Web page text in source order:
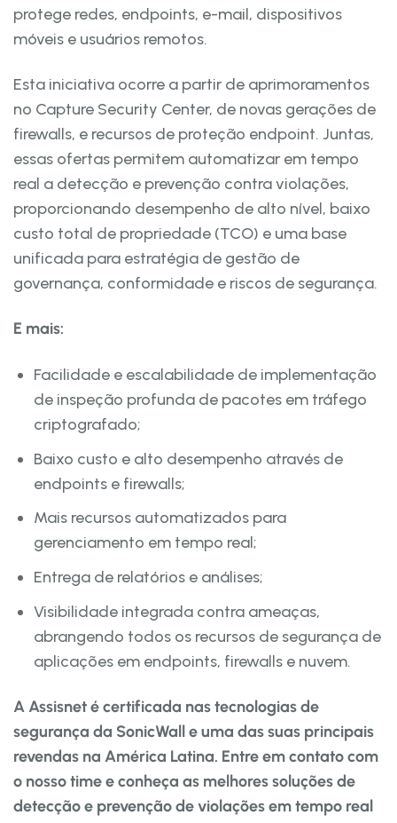
protege redes, endpoints, e-mail, dispositivos
móveis e usuários remotos.
Esta iniciativa ocorre a partir de aprimoramentos
no Capture Security Center, de novas gerações de
firewalls, e recursos de proteção endpoint. Juntas,
essas ofertas permitem automatizar em tempo
real a detecção e prevenção contra violações,
proporcionando desempenho de alto nível, baixo
custo total de propriedade (TCO) e uma base
unificada para estratégia de gestão de
governança, conformidade e riscos de segurança.
E mais:
Facilidade e escalabilidade de implementação
de inspeção profunda de pacotes em tráfego
criptografado;
Baixo custo e alto desempenho através de
endpoints e firewalls;
Mais recursos automatizados para
gerenciamento em tempo real;
Entrega de relatórios e análises;
Visibilidade integrada contra ameaças,
abrangendo todos os recursos de segurança de
aplicações em endpoints, firewalls e nuvem.
A Assisnet é certificada nas tecnologias de
segurança da SonicWall e uma das suas principais
revendas na América Latina. Entre em contato com
o nosso time e conheça as melhores soluções de
detecção e prevenção de violações em tempo real